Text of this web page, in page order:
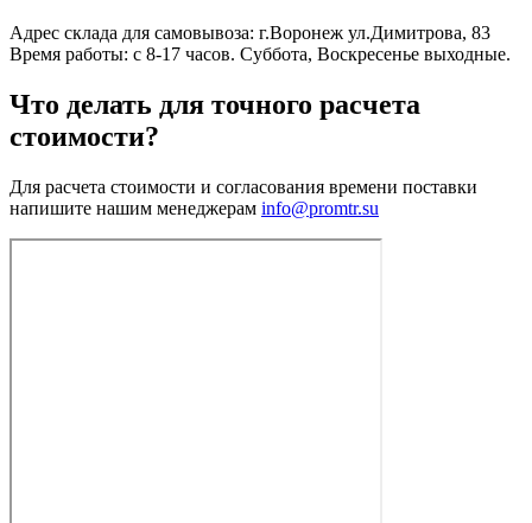
Адрес склада для самовывоза: г.Воронеж ул.Димитрова, 83
Время работы: с 8-17 часов. Суббота, Воскресенье выходные.
Что делать для точного расчета
стоимости?
Для расчета стоимости и согласования времени поставки
напишите нашим менеджерам info@promtr.su